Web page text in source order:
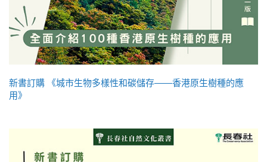
新書訂購 《城市生物多樣性和碳儲存——香港原生樹種的應
用》